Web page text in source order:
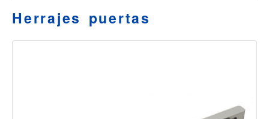
Herrajes puertas